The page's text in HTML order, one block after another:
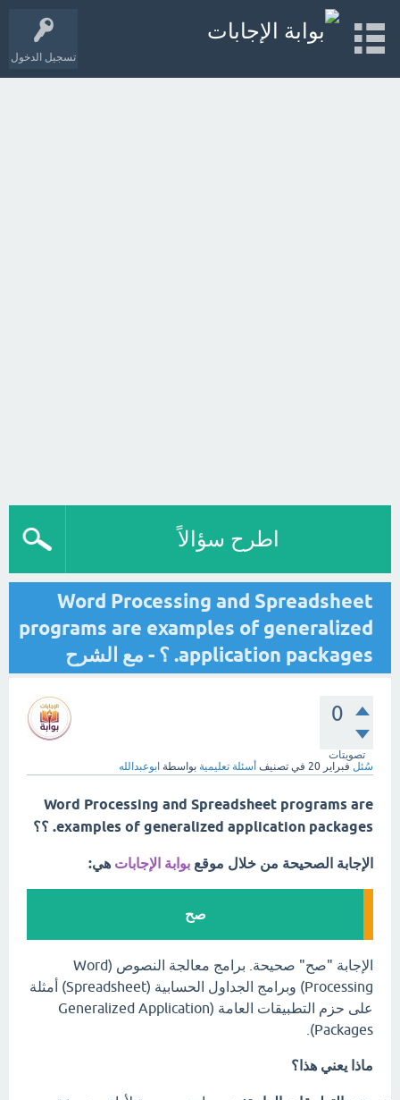
تسجيل الدخول
اطرح سؤالاً
Word Processing and Spreadsheet
programs are examples of generalized
application packages. ؟ - مع الشرح
0
تصويتات
سُئل فبراير 20 في تصنيف أسئلة تعليمية بواسطة ابوعبدالله
Word Processing and Spreadsheet programs are
examples of generalized application packages. ؟؟
الإجابة الصحيحة من خلال موقع بوابة الإجابات هي:
صح
الإجابة "صح" صحيحة. برامج معالجة النصوص (Word
Processing) وبرامج الجداول الحسابية (Spreadsheet) أمثلة
على حزم التطبيقات العامة (Generalized Application
Packages).
ماذا يعني هذا؟